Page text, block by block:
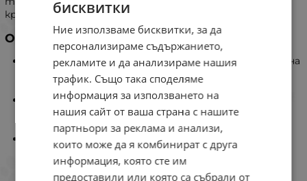
красива, блестяща и гъста козина.
Основни предимства на Beaphar Laveta
Премахва пърхота:Помага за предотвратяване на
образуването на пърхот, което е често срещан
проблем при кучетата.
Подпомага смяната на козината: Идеален за
периоди на смяна на козината, когато кучето ви
може да има нужда от допълнителна подкрепа.
Бързо усвояване: Течната форма на витамините
осигурява бързо и ефективно усвояване от
организма на кучето.
бисквитки
Ние използваме бисквитки, за да
персонализираме съдържанието,
рекламите и да анализираме нашия
трафик. Също така споделяме
информация за използването на
нашия сайт от ваша страна с нашите
партньори за реклама и анализи,
които може да я комбинират с друга
информация, която сте им
предоставили или която са събрали от